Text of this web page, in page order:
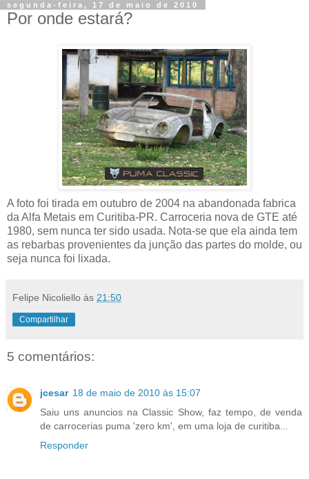
segunda-feira, 17 de maio de 2010
Por onde estará?
A foto foi tirada em outubro de 2004 na abandonada fabrica
da Alfa Metais em Curitiba-PR. Carroceria nova de GTE até
1980, sem nunca ter sido usada. Nota-se que ela ainda tem
as rebarbas provenientes da junção das partes do molde, ou
seja nunca foi lixada.
Felipe Nicoliello às 21:50
Compartilhar
5 comentários:
jcesar 18 de maio de 2010 às 15:07
Saiu uns anuncios na Classic Show, faz tempo, de venda
de carrocerias puma 'zero km', em uma loja de curitiba...
Responder